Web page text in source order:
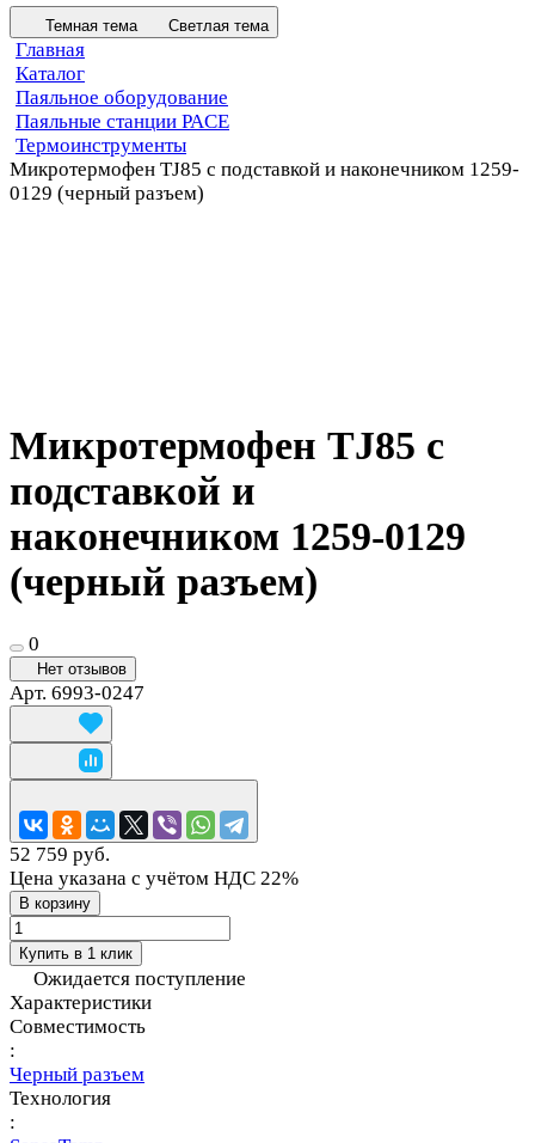
Темная тема Светлая тема
Главная
Каталог
Паяльное оборудование
Паяльные станции PACE
Термоинструменты
Микротермофен TJ85 с подставкой и наконечником 1259-
0129 (черный разъем)
Микротермофен TJ85 с
подставкой и
наконечником 1259-0129
(черный разъем)
0
Нет отзывов
Арт. 6993-0247
52 759 руб.
Цена указана с учётом НДС 22%
В корзину
Купить в 1 клик
Ожидается поступление
Характеристики
Совместимость
:
Черный разъем
Технология
: